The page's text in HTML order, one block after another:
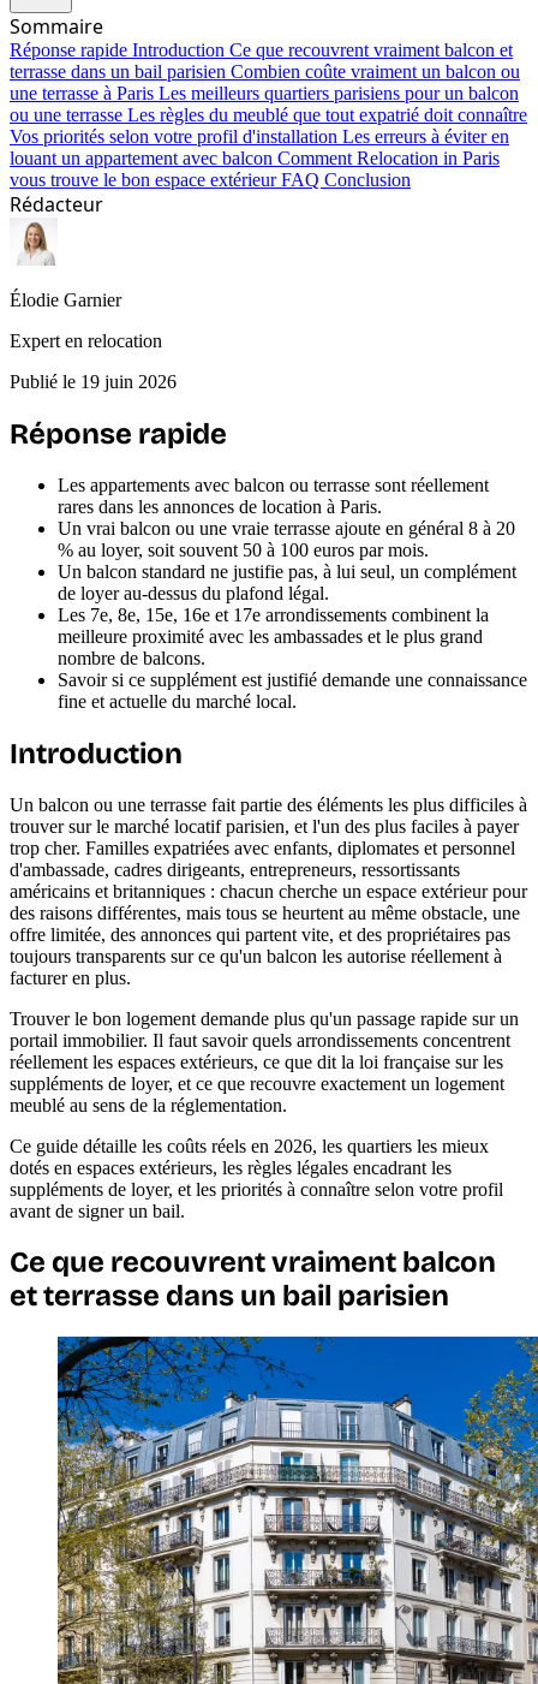
Sommaire
Réponse rapide Introduction Ce que recouvrent vraiment balcon et
terrasse dans un bail parisien Combien coûte vraiment un balcon ou
une terrasse à Paris Les meilleurs quartiers parisiens pour un balcon
ou une terrasse Les règles du meublé que tout expatrié doit connaître
Vos priorités selon votre profil d'installation Les erreurs à éviter en
louant un appartement avec balcon Comment Relocation in Paris
vous trouve le bon espace extérieurFAQ Conclusion
Rédacteur
Élodie Garnier
Expert en relocation
Publié le 19 juin 2026
Réponse rapide
Les appartements avec balcon ou terrasse sont réellement
rares dans les annonces de location à Paris.
Un vrai balcon ou une vraie terrasse ajoute en général 8 à 20
% au loyer, soit souvent 50 à 100 euros par mois.
Un balcon standard ne justifie pas, à lui seul, un complément
de loyer au-dessus du plafond légal.
Les 7e, 8e, 15e, 16e et 17e arrondissements combinent la
meilleure proximité avec les ambassades et le plus grand
nombre de balcons.
Savoir si ce supplément est justifié demande une connaissance
fine et actuelle du marché local.
Introduction
Un balcon ou une terrasse fait partie des éléments les plus difficiles à
trouver sur le marché locatif parisien, et l'un des plus faciles à payer
trop cher. Familles expatriées avec enfants, diplomates et personnel
d'ambassade, cadres dirigeants, entrepreneurs, ressortissants
américains et britanniques : chacun cherche un espace extérieur pour
des raisons différentes, mais tous se heurtent au même obstacle, une
offre limitée, des annonces qui partent vite, et des propriétaires pas
toujours transparents sur ce qu'un balcon les autorise réellement à
facturer en plus.
Trouver le bon logement demande plus qu'un passage rapide sur un
portail immobilier. Il faut savoir quels arrondissements concentrent
réellement les espaces extérieurs, ce que dit la loi française sur les
suppléments de loyer, et ce que recouvre exactement un logement
meublé au sens de la réglementation.
Ce guide détaille les coûts réels en 2026, les quartiers les mieux
dotés en espaces extérieurs, les règles légales encadrant les
suppléments de loyer, et les priorités à connaître selon votre profil
avant de signer un bail.
Ce que recouvrent vraiment balcon
et terrasse dans un bail parisien